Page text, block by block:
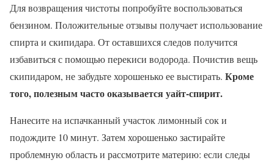
Для возвращения чистоты попробуйте воспользоваться
бензином. Положительные отзывы получает использование
спирта и скипидара. От оставшихся следов получится
избавиться с помощью перекиси водорода. Почистив вещь
скипидаром, не забудьте хорошенько ее выстирать. Кроме
того, полезным часто оказывается уайт-спирит.
Нанесите на испачканный участок лимонный сок и
подождите 10 минут. Затем хорошенько застирайте
проблемную область и рассмотрите материю: если следы